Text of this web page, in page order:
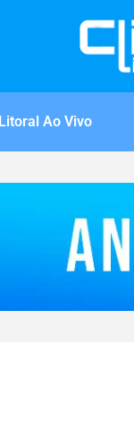
Litoral Ao Vivo